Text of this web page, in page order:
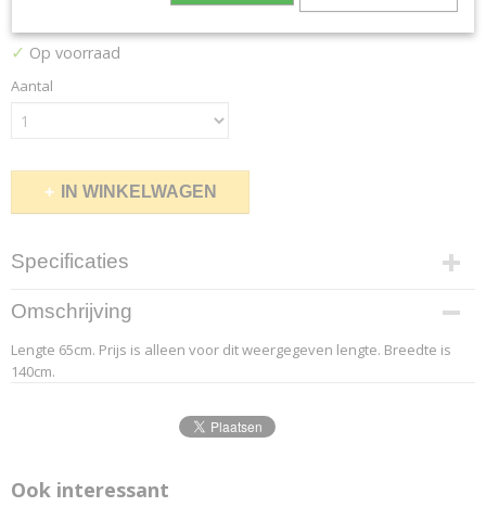
✓ Op voorraad
Aantal
IN WINKELWAGEN
Specificaties
Productcode leverancier
4.2
Afmetingen (l,b,h)
65 x 140 x 0 cm
Omschrijving
Lengte 65cm. Prijs is alleen voor dit weergegeven lengte. Breedte is
140cm.
Ook interessant